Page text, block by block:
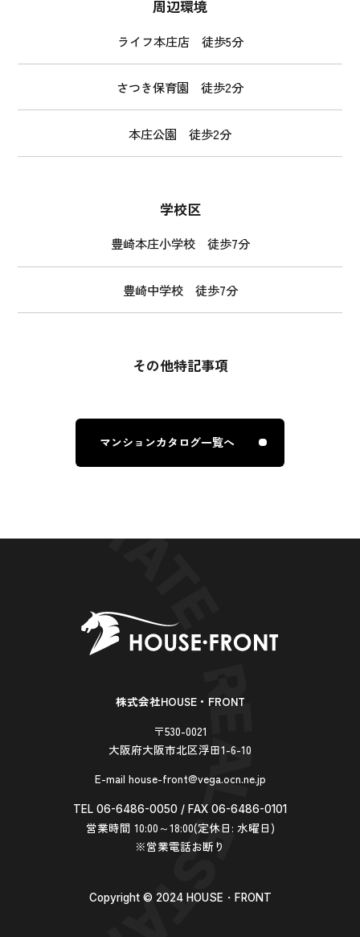
周辺環境
ライフ本庄店 徒歩5分
さつき保育園 徒歩2分
本庄公園 徒歩2分
学校区
豊崎本庄小学校 徒歩7分
豊崎中学校 徒歩7分
その他特記事項
マンションカタログ一覧へ
株式会社HOUSE・FRONT
〒530-0021
大阪府大阪市北区浮田1-6-10
E-mail house-front@vega.ocn.ne.jp
TEL 06-6486-0050 / FAX 06-6486-0101
営業時間 10:00～18:00(定休日: 水曜日)
※営業電話お断り
Copyright ©︎ 2024 HOUSE・FRONT